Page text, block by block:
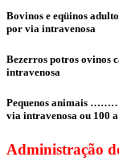
Bovinos e eqüinos
por via intravenosa
Bezerros potros
intravenosa
Pequenos
via intravenosa ou 100
Administração